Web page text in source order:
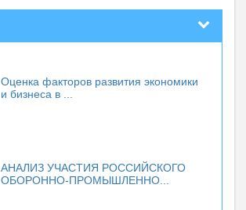
Оценка факторов развития экономики
и бизнеса в ...
АНАЛИЗ УЧАСТИЯ РОССИЙСКОГО
ОБОРОННО-ПРОМЫШЛЕННО...